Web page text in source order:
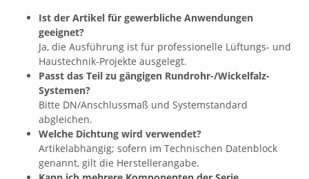
Ist der Artikel für gewerbliche Anwendungen
geeignet?
Ja, die Ausführung ist für professionelle Lüftungs- und
Haustechnik-Projekte ausgelegt.
Passt das Teil zu gängigen Rundrohr-/Wickelfalz-
Systemen?
Bitte DN/Anschlussmaß und Systemstandard
abgleichen.
Welche Dichtung wird verwendet?
Artikelabhängig; sofern im Technischen Datenblock
genannt, gilt die Herstellerangabe.